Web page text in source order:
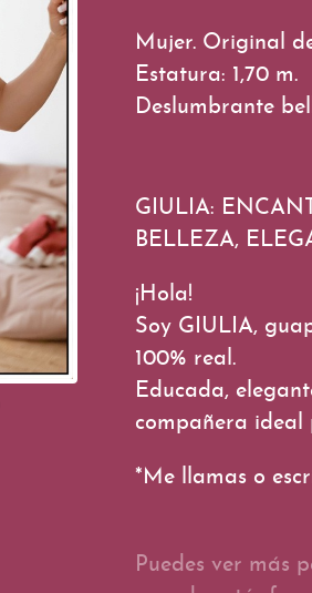
Mujer. Original
Estatura: 1,70 m.
Deslumbrante
GIULIA:
BELLEZA,
¡Hola!
Soy GIULIA,
100% real.
Educada,
compañera
*Me llamas o
Puedes ver más